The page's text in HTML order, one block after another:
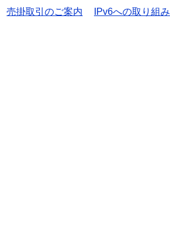
売掛取引のご案内
IPv6への取り組み